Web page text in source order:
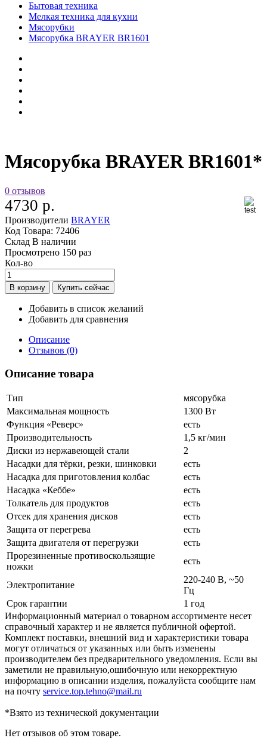
Бытовая техника
Мелкая техника для кухни
Мясорубки
Мясорубка BRAYER BR1601
Мясорубка BRAYER BR1601*
0 отзывов
4730 р.
Производители BRAYER
Код Товара: 72406
Склад В наличии
Просмотрено 150 раз
Кол-во
Добавить в список желаний
Добавить для сравнения
Описание
Отзывов (0)
Описание товара
Тип
мясорубка
Максимальная мощность
1300 Вт
Функция «Реверс»
есть
Производительность
1,5 кг/мин
Диски из нержавеющей стали
2
Насадки для тёрки, резки, шинковки
есть
Насадка для приготовления колбас
есть
Насадка «Кеббе»
есть
Толкатель для продуктов
есть
Отсек для хранения дисков
есть
Защита от перегрева
есть
Защита двигателя от перегрузки
есть
Прорезиненные противоскользящие
ножки
есть
Электропитание
220-240 В, ~50
Гц
Срок гарантии
1 год
Информационный материал о товарном ассортименте несет
справочный характер и не является публичной офертой.
Комплект поставки, внешний вид и характеристики товара
могут отличаться от указанных или быть изменены
производителем без предварительного уведомления. Если вы
заметили не правильную,ошибочную или некорректную
информацию в описании изделия, пожалуйста сообщите нам
на почту service.top.tehno@mail.ru
*Взято из технической документации
Нет отзывов об этом товаре.